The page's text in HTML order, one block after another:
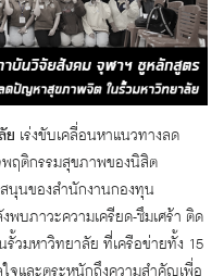
ย เร่งขับเคลื่อนหาแนวทางลด
ฤติกรรมสุขภาพของนิสิต
นุนของสำนักงานกองทุน
บภาวะความเครียด-ซึมเศร้า ติด
มหาวิทยาลัย ที่เครือข่ายทั้ง 15